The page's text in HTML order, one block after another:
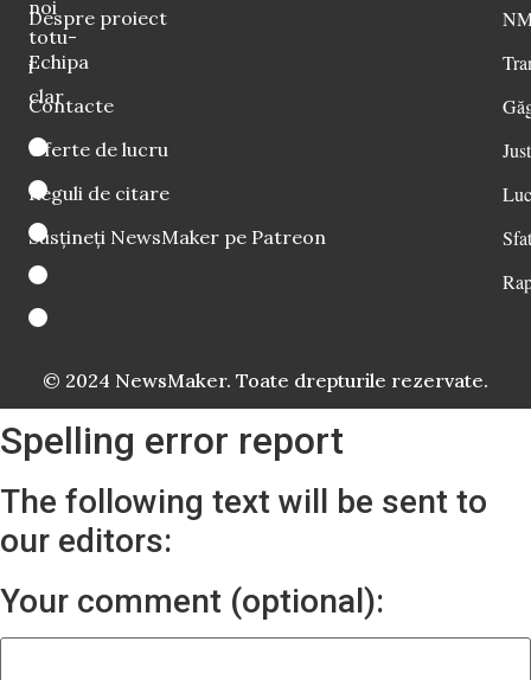
noi
totu-
i
clar
Despre proiect
Echipa
Contacte
Oferte de lucru
Reguli de citare
Susțineți NewsMaker pe Patreon
© 2024 NewsMaker. Toate drepturile rezervate.
Spelling error report
The following text will be sent to
our editors:
Your comment (optional):